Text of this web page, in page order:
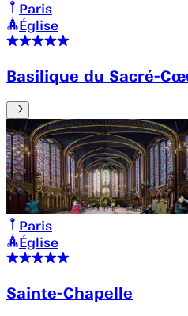
Paris
Église
Basilique du Sacré-
Paris
Église
Sainte-Chapelle